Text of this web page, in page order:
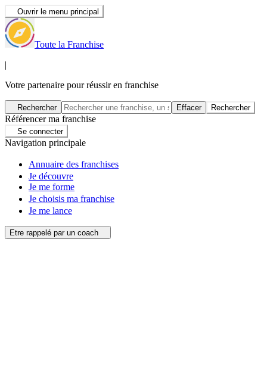
Ouvrir le menu principal
Toute la Franchise
|
Votre partenaire pour réussir en franchise
Rechercher Effacer Rechercher
Référencer ma franchise
Se connecter
Navigation principale
Annuaire des franchises
Je découvre
Je me forme
Je choisis ma franchise
Je me lance
Etre rappelé par un coach